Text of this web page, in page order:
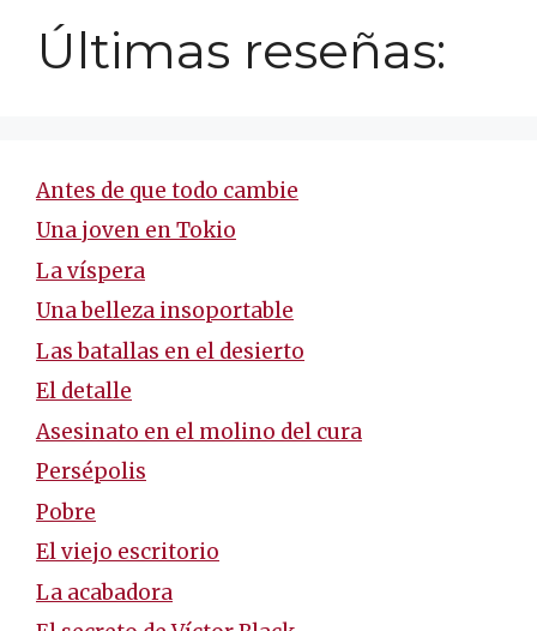
Últimas reseñas:
Antes de que todo cambie
Una joven en Tokio
La víspera
Una belleza insoportable
Las batallas en el desierto
El detalle
Asesinato en el molino del cura
Persépolis
Pobre
El viejo escritorio
La acabadora